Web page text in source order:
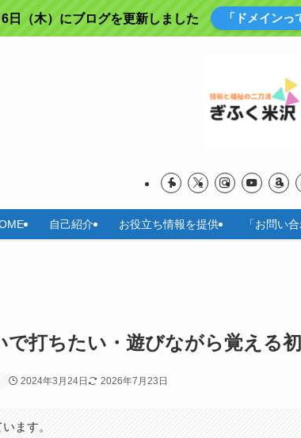
日（木）にブログを更新しました 「ドメイン
自己紹介 お役立ち情報を提供 「お問い
で打ちたい・遊びながら覚える
2024年3月24日 2026年7月23日
ます。